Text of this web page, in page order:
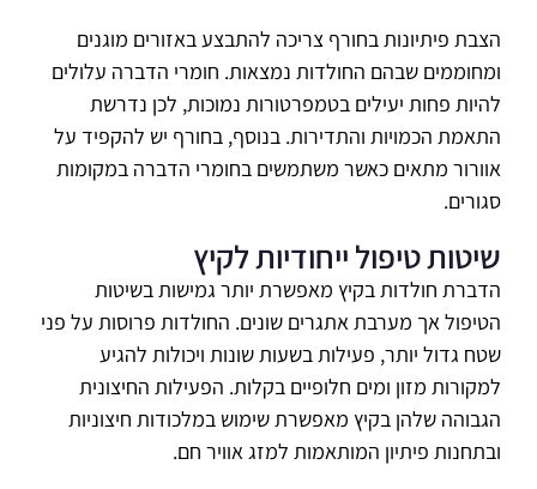
הצבת פיתיונות בחורף צריכה להתבצע באזורים מוגנים
ומחוממים שבהם החולדות נמצאות. חומרי הדברה עלולים
להיות פחות יעילים בטמפרטורות נמוכות, לכן נדרשת
התאמת הכמויות והתדירות. בנוסף, בחורף יש להקפיד על
אוורור מתאים כאשר משתמשים בחומרי הדברה במקומות
סגורים.
שיטות טיפול ייחודיות לקיץ
הדברת חולדות בקיץ מאפשרת יותר גמישות בשיטות
הטיפול אך מערבת אתגרים שונים. החולדות פרוסות על פני
שטח גדול יותר, פעילות בשעות שונות ויכולות להגיע
למקורות מזון ומים חלופיים בקלות. הפעילות החיצונית
הגבוהה שלהן בקיץ מאפשרת שימוש במלכודות חיצוניות
ובתחנות פיתיון המותאמות למזג אוויר חם.